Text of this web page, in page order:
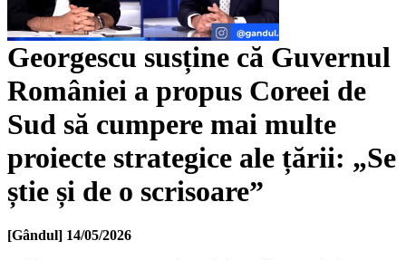
Georgescu susține că Guvernul
României a propus Coreei de
Sud să cumpere mai multe
proiecte strategice ale țării: „Se
știe și de o scrisoare”
[Gândul] 14/05/2026